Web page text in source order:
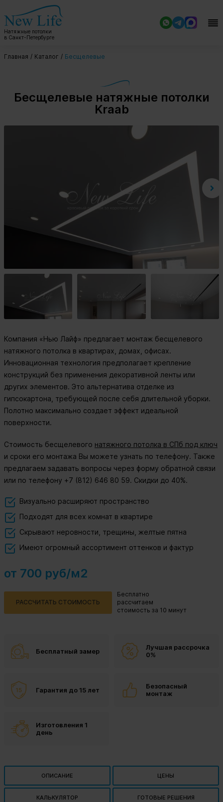
Натяжные потолки
в Санкт-Петербурге
Главная Каталог Бесщелевые
Бесщелевые натяжные потолки
Kraab
Компания «Нью Лайф» предлагает монтаж бесщелевого
натяжного потолка в квартирах, домах, офисах.
Инновационная технология предполагает крепление
конструкций без применения декоративной ленты или
других элементов. Это альтернатива отделке из
гипсокартона, требующей после себя длительной уборки.
Полотно максимально создает эффект идеальной
поверхности.
Стоимость бесщелевого натяжного потолка в СПб под ключ
и сроки его монтажа Вы можете узнать по телефону. Также
предлагаем задавать вопросы через форму обратной связи
или по телефону +7 (812) 646 80 59. Скидки до 40%.
Визуально расширяют пространство
Подходят для всех комнат в квартире
Скрывают неровности, трещины, желтые пятна
Имеют огромный ассортимент оттенков и фактур
от 700 руб/м2
РАССЧИТАТЬ СТОИМОСТЬ
Бесплатно
рассчитаем
стоимость за 10 минут
Бесплатный замер
Лучшая рассрочка
0%
Гарантия до 15 лет
Безопасный
монтаж
Изготовления 1
день
ОПИСАНИЕ ЦЕНЫ
КАЛЬКУЛЯТОР ГОТОВЫЕ РЕШЕНИЯ